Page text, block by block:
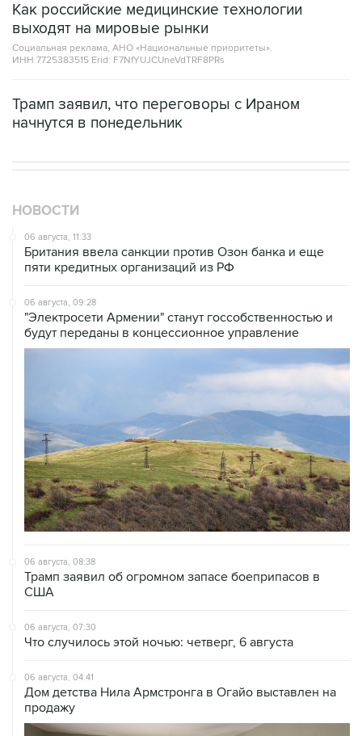
Как российские медицинские технологии
выходят на мировые рынки
Социальная реклама, АНО «Национальные приоритеты».
ИНН 7725383515 Erid: F7NfYUJCUneVdTRF8PRs
Трамп заявил, что переговоры с Ираном
начнутся в понедельник
НОВОСТИ
06 августа, 11:33
Британия ввела санкции против Озон банка и еще
пяти кредитных организаций из РФ
06 августа, 09:28
"Электросети Армении" станут госсобственностью и
будут переданы в концессионное управление
06 августа, 08:38
Трамп заявил об огромном запасе боеприпасов в
США
06 августа, 07:30
Что случилось этой ночью: четверг, 6 августа
06 августа, 04:41
Дом детства Нила Армстронга в Огайо выставлен на
продажу